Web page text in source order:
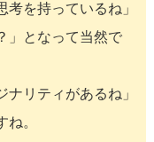
を持っているね」
」となって当然で
リティがあるね」
。